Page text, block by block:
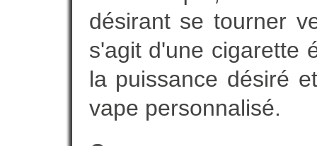
désirant se tourner
s'agit d'une cigarette
la puissance désiré
vape personnalisé.